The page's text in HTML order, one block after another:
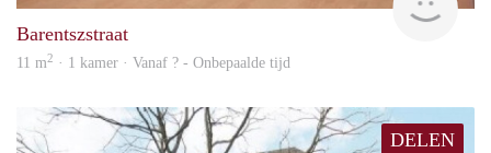
Barentszstraat
11 m2 · 1 kamer · Vanaf ? - Onbepaalde tijd
DELEN